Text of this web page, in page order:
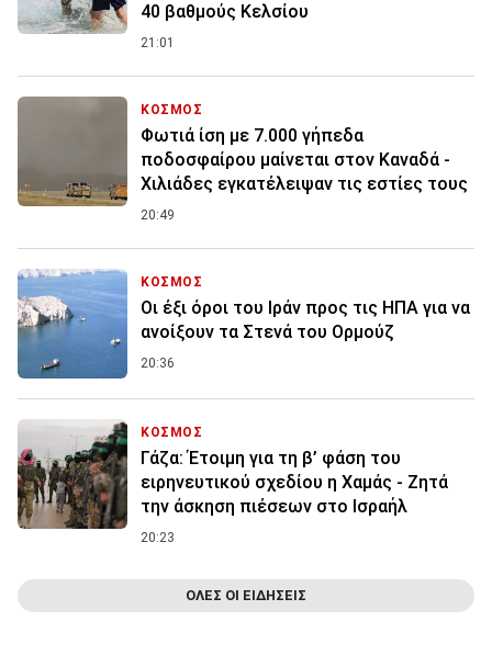
40 βαθμούς Κελσίου
21:01
ΚΟΣΜΟΣ
Φωτιά ίση με 7.000 γήπεδα
ποδοσφαίρου μαίνεται στον Καναδά -
Χιλιάδες εγκατέλειψαν τις εστίες τους
20:49
ΚΟΣΜΟΣ
Οι έξι όροι του Ιράν προς τις ΗΠΑ για να
ανοίξουν τα Στενά του Ορμούζ
20:36
ΚΟΣΜΟΣ
Γάζα: Έτοιμη για τη β’ φάση του
ειρηνευτικού σχεδίου η Χαμάς - Ζητά
την άσκηση πιέσεων στο Ισραήλ
20:23
ΟΛΕΣ ΟΙ ΕΙΔΗΣΕΙΣ